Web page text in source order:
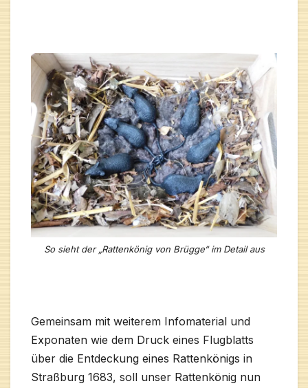
So sieht der „Rattenkönig von Brügge“ im Detail aus
Gemeinsam mit weiterem Infomaterial und
Exponaten wie dem Druck eines Flugblatts
über die Entdeckung eines Rattenkönigs in
Straßburg 1683, soll unser Rattenkönig nun